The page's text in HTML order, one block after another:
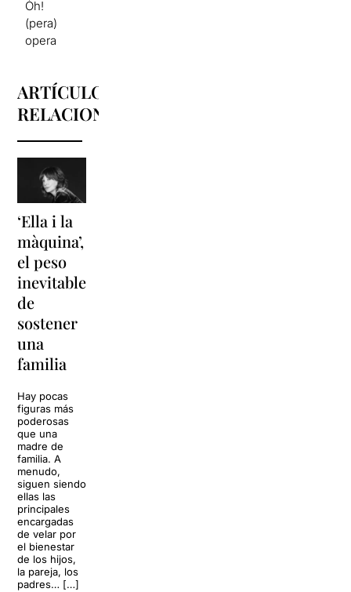
Òh!
(pera)
opera
ARTÍCULOS
RELACIONADOS
‘Ella i la
màquina’,
el peso
inevitable
de
sostener
una
familia
Hay pocas
figuras más
poderosas
que una
madre de
familia. A
menudo,
siguen siendo
ellas las
principales
encargadas
de velar por
el bienestar
de los hijos,
la pareja, los
padres… […]